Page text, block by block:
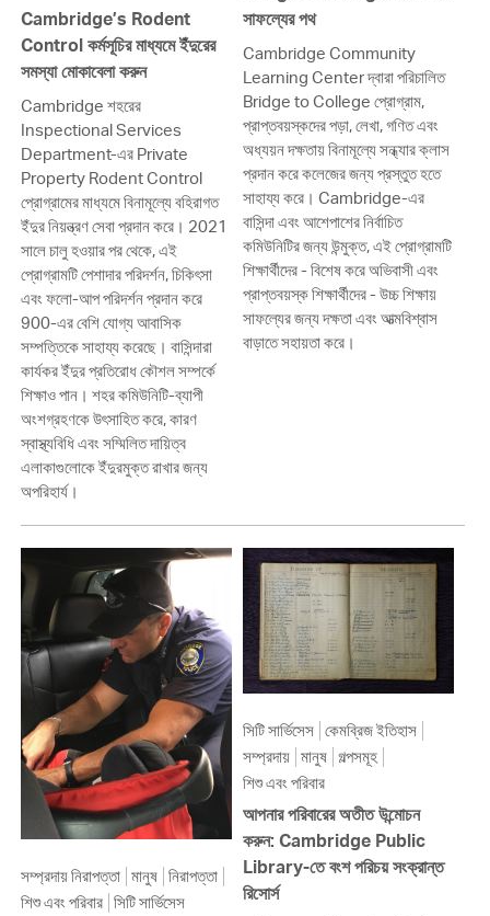
Cambridge’s Rodent
Control কর্মসূচির মাধ্যমে ইঁদুরের
সমস্যা মোকাবেলা করুন
Cambridge শহরের
Inspectional Services
Department-এর Private
Property Rodent Control
প্রোগ্রামের মাধ্যমে বিনামূল্যে বহিরাগত
ইঁদুর নিয়ন্ত্রণ সেবা প্রদান করে। 2021
সালে চালু হওয়ার পর থেকে, এই
প্রোগ্রামটি পেশাদার পরিদর্শন, চিকিৎসা
এবং ফলো-আপ পরিদর্শন প্রদান করে
900-এর বেশি যোগ্য আবাসিক
সম্পত্তিকে সাহায্য করেছে। বাসিন্দারা
কার্যকর ইঁদুর প্রতিরোধ কৌশল সম্পর্কে
শিক্ষাও পান। শহর কমিউনিটি-ব্যাপী
অংশগ্রহণকে উৎসাহিত করে, কারণ
স্বাস্থ্যবিধি এবং সম্মিলিত দায়িত্ব
এলাকাগুলোকে ইঁদুরমুক্ত রাখার জন্য
অপরিহার্য।
সাফল্যের পথ
Cambridge Community
Learning Center দ্বারা পরিচালিত
Bridge to College প্রোগ্রাম,
প্রাপ্তবয়স্কদের পড়া, লেখা, গণিত এবং
অধ্যয়ন দক্ষতায় বিনামূল্যে সন্ধ্যার ক্লাস
প্রদান করে কলেজের জন্য প্রস্তুত হতে
সাহায্য করে। Cambridge-এর
বাসিন্দা এবং আশেপাশের নির্বাচিত
কমিউনিটির জন্য উন্মুক্ত, এই প্রোগ্রামটি
শিক্ষার্থীদের - বিশেষ করে অভিবাসী এবং
প্রাপ্তবয়স্ক শিক্ষার্থীদের - উচ্চ শিক্ষায়
সাফল্যের জন্য দক্ষতা এবং আত্মবিশ্বাস
বাড়াতে সহায়তা করে।
সম্প্রদায় নিরাপত্তা মানুষ নিরাপত্তা
শিশু এবং পরিবার সিটি সার্ভিসেস
সিটি সার্ভিসেস কেমব্রিজ ইতিহাস
সম্প্রদায় মানুষ গল্পসমূহ
শিশু এবং পরিবার
আপনার পরিবারের অতীত উন্মোচন
করুন: Cambridge Public
Library-তে বংশ পরিচয় সংক্রান্ত
রিসোর্স